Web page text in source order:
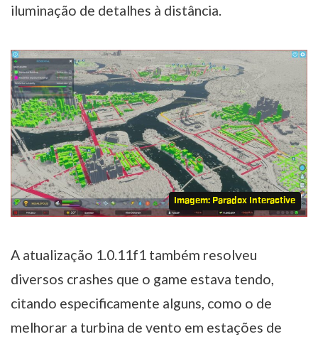
iluminação de detalhes à distância.
Imagem: Paradox Interactive
A atualização 1.0.11f1 também resolveu
diversos crashes que o game estava tendo,
citando especificamente alguns, como o de
melhorar a turbina de vento em estações de